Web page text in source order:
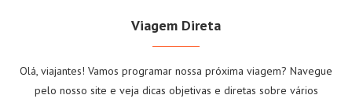
Viagem Direta
Olá, viajantes! Vamos programar nossa próxima viagem? Navegue
pelo nosso site e veja dicas objetivas e diretas sobre vários